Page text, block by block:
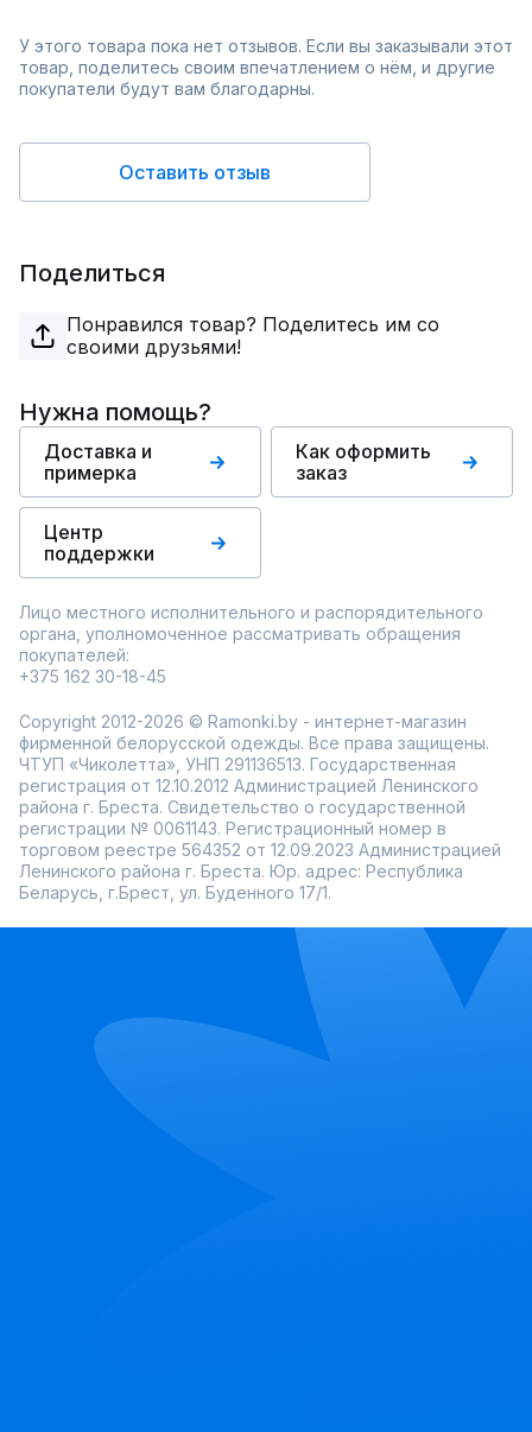
У этого товара пока нет отзывов. Если вы заказывали этот
товар, поделитесь своим впечатлением о нём, и другие
покупатели будут вам благодарны.
Оставить отзыв
Поделиться
Понравился товар? Поделитесь им со
своими друзьями!
Нужна помощь?
Доставка и
примерка
Как оформить
заказ
Центр
поддержки
Лицо местного исполнительного и распорядительного
органа, уполномоченное рассматривать обращения
покупателей:
+375 162 30-18-45
Copyright 2012-2026 © Ramonki.by - интернет-магазин
фирменной белорусской одежды. Все права защищены.
ЧТУП «Чиколетта», УНП 291136513. Государственная
регистрация от 12.10.2012 Администрацией Ленинского
района г. Бреста. Свидетельство о государственной
регистрации № 0061143. Регистрационный номер в
торговом реестре 564352 от 12.09.2023 Администрацией
Ленинского района г. Бреста. Юр. адрес: Республика
Беларусь, г.Брест, ул. Буденного 17/1.